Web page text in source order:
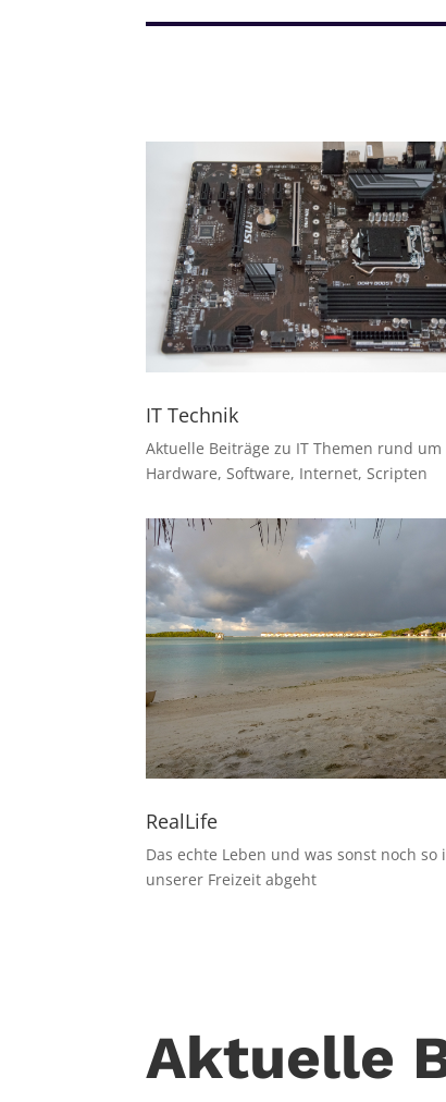
IT Technik
Aktuelle Beiträge zu IT Themen rund um
Hardware, Software, Internet, Scripten
RealLife
Das echte Leben und was sonst noch so
unserer Freizeit abgeht
Aktuelle